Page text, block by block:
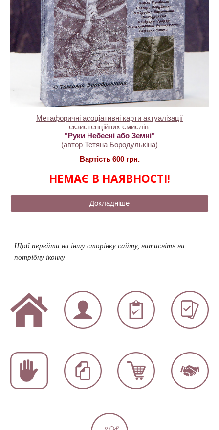
Метафоричні асоціативні карти актуалізації
екзистенційних смислів
"Руки Небесні або Земні"
(автор Тетяна Бородулькіна)
Вартість600 грн.
НЕМАЄ В НАЯВНОСТІ!
Докладніше
Щоб перейти на іншу сторінку сайту, натисніть на
потрібну іконку